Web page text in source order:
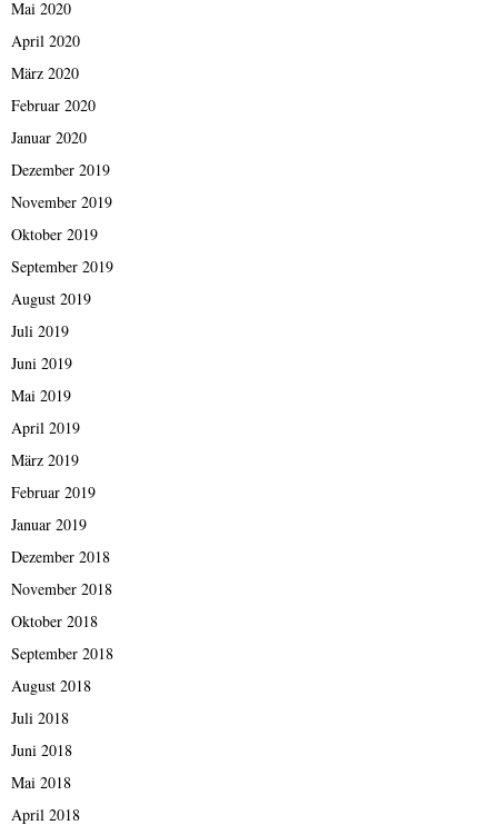
Mai 2020
April 2020
März 2020
Februar 2020
Januar 2020
Dezember 2019
November 2019
Oktober 2019
September 2019
August 2019
Juli 2019
Juni 2019
Mai 2019
April 2019
März 2019
Februar 2019
Januar 2019
Dezember 2018
November 2018
Oktober 2018
September 2018
August 2018
Juli 2018
Juni 2018
Mai 2018
April 2018